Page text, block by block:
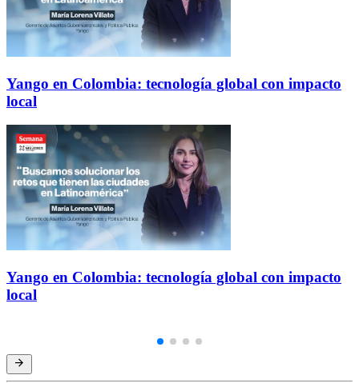
Yango en Colombia: tecnología global con impacto
local
Yango en Colombia: tecnología global con impacto
local